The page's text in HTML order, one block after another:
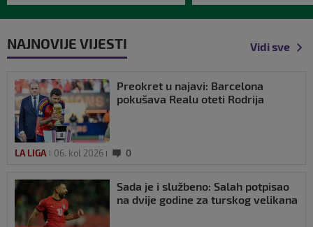
NAJNOVIJE VIJESTI Vidi sve
Preokret u najavi: Barcelona
pokušava Realu oteti Rodrija
LA LIGA 06. kol 2026 0
Sada je i službeno: Salah potpisao
na dvije godine za turskog velikana